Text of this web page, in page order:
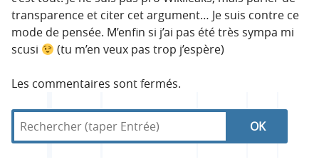
transparence et citer cet argument… Je suis contre ce
mode de pensée. M’enfin si j’ai pas été très sympa mi
scusi
(tu m’en veux pas trop j’espère)
Les commentaires sont fermés.
R
R
d